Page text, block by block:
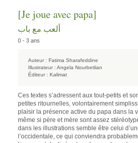
[Je joue avec papa]
ألعب مع باب
0 - 3 ans
Auteur : Fatima Sharafeddine
Illustrateur : Angela Nourbetlian
Éditeur : Kalimat
Ces textes s’adressent aux tout-petits et
petites ritournelles, volontairement
plaisir la présence active du papa dans la
même si père et mère sont assez
dans les illustrations semble être celui
l’occidentale, ce qui conviendra